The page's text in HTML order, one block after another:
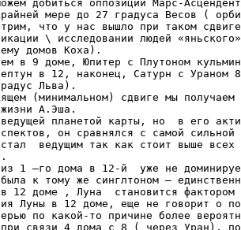
добиться оппозиции Марс-
мере до 27 градуса Весов (
что у нас вышло при таком
\ исследовании людей
домов Коха).
в 9 доме, Юпитер с Плутоном
в 12, наконец, Сатурн с Ураном
Льва).
(минимальном) сдвиге мы получаем
А.Эша.
планетой карты, но  в его
он сравнялся с самой сильной
ведущим так как стоит выше всех
1 –го дома в 12-й  уже не
к тому же синглтоном –
12 доме , Луна  становится фактором
Луны в 12 доме, еще не говорит о
по какой-то причине более
связи 4 дома с 8 ( через Уран),